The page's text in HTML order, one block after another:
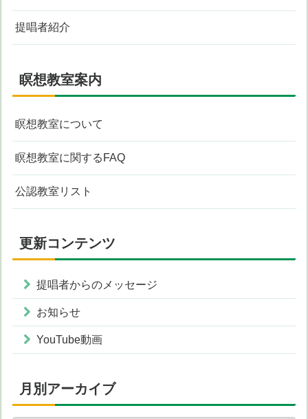
提唱者紹介
瞑想教室案内
瞑想教室について
瞑想教室に関するFAQ
公認教室リスト
更新コンテンツ
提唱者からのメッセージ
お知らせ
YouTube動画
月別アーカイブ